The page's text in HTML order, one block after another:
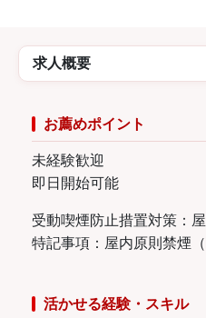
求人概要
お薦めポイント
未経験歓迎
即日開始可能
受動喫煙防止措置対策：
特記事項：屋内原則禁煙
活かせる経験・スキル